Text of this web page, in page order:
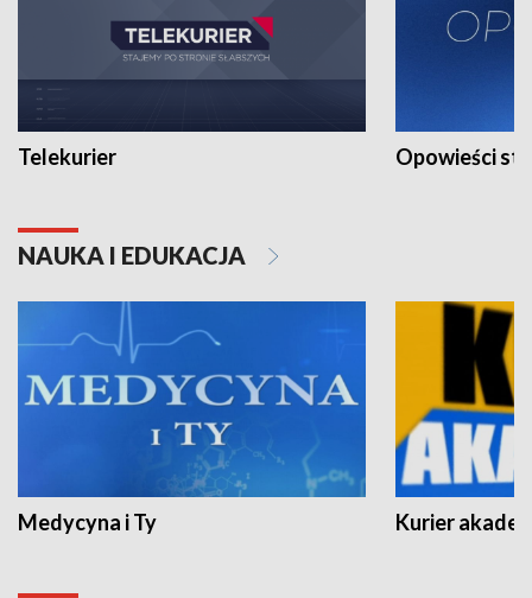
Telekurier Opowieści
NAUKA I EDUKACJA
Medycyna i Ty Kurier